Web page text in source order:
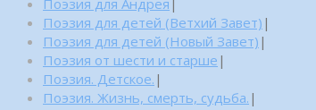
Поэзия для Андрея |
Поэзия для детей (Ветхий Завет) |
Поэзия для детей (Новый Завет) |
Поэзия от шести и старше |
Поэзия. Детское. |
Поэзия. Жизнь, смерть, судьба. |